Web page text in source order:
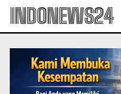
INDONEWS24